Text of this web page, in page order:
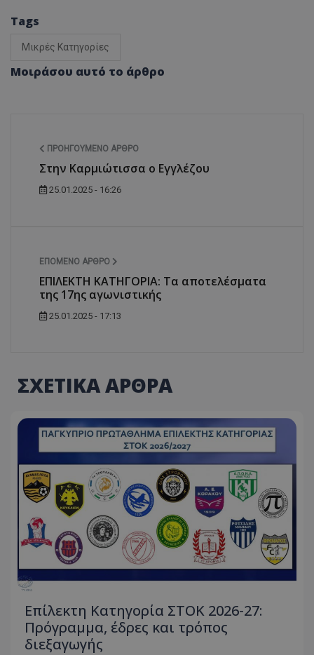
Tags
Μικρές Κατηγορίες
Μοιράσου αυτό το άρθρο
ΠΡΟΗΓΟΎΜΕΝΟ ΆΡΘΡΟ
Στην Καρμιώτισσα ο Εγγλέζου
25.01.2025 - 16:26
ΕΠΌΜΕΝΟ ΆΡΘΡΟ
ΕΠΙΛΕΚΤΗ ΚΑΤΗΓΟΡΙΑ: Τα αποτελέσματα
της 17ης αγωνιστικής
25.01.2025 - 17:13
ΣΧΕΤΙΚΑ ΑΡΘΡΑ
Επίλεκτη Κατηγορία ΣΤΟΚ 2026-27:
Πρόγραμμα, έδρες και τρόπος
διεξαγωγής